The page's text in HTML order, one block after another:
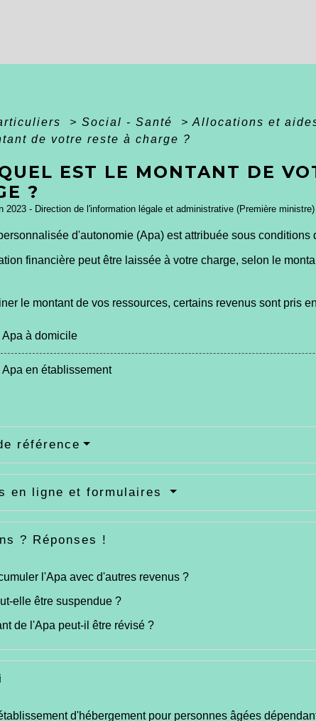
> Social - Santé > Allocations et
de votre reste à charge ?
EST LE MONTANT DE
?
2023 - Direction de l'information légale et administrative (Première ministre)
d'autonomie (Apa) est attribuée sous conditions
financière peut être laissée à votre charge, selon le
le montant de vos ressources, certains revenus sont pris
Apa à domicile
Apa en établissement
référence
en ligne et formulaires
? Réponses !
l'Apa avec d'autres revenus ?
elle être suspendue ?
de l'Apa peut-il être révisé ?
d'hébergement pour personnes âgées